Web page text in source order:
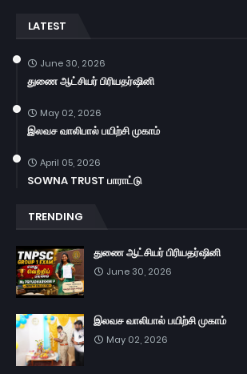
LATEST
June 30, 2026
துணை ஆட்சியர் பிரியதர்ஷினி
May 02, 2026
இலவச வாலிபால் பயிற்சி முகாம்
April 05, 2026
SOWNA TRUST பாராட்டு
TRENDING
துணை ஆட்சியர் பிரியதர்ஷினி
June 30, 2026
இலவச வாலிபால் பயிற்சி முகாம்
May 02, 2026